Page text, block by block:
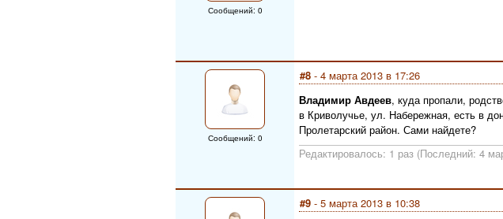
Сообщений: 0
Сообщений: 0
#8 - 4 марта 2013 в 17:26
Владимир Авдеев, куда пропали,
в Криволучье, ул. Набережная, есть в
Пролетарский район. Сами найдете?
Редактировалось: 1 раз (Последний: 4
#9 - 5 марта 2013 в 10:38